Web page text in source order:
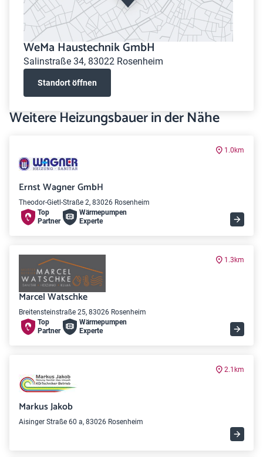
WeMa Haustechnik GmbH
Salinstraße 34, 83022 Rosenheim
Standort öffnen
Weitere Heizungsbauer in der Nähe
1.0km
Ernst Wagner GmbH
Theodor-Gietl-Straße 2, 83026 Rosenheim
Top
Partner
Wärme­pumpen
Experte
1.3km
Marcel Watschke
Breitensteinstraße 25, 83026 Rosenheim
Top
Partner
Wärme­pumpen
Experte
2.1km
Markus Jakob
Aisinger Straße 60 a, 83026 Rosenheim